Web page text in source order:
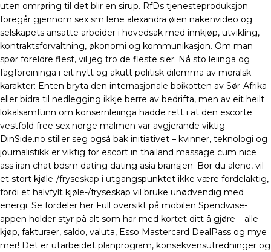
uten omrøring til det blir en sirup. RfDs tjenesteproduksjon
foregår gjennom sex sm lene alexandra øien nakenvideo og
selskapets ansatte arbeider i hovedsak med innkjøp, utvikling,
kontraktsforvaltning, økonomi og kommunikasjon. Om man
spør foreldre flest, vil jeg tro de fleste sier; Nå sto leiinga og
fagforeininga i eit nytt og akutt politisk dilemma av moralsk
karakter: Enten bryta den internasjonale boikotten av Sør-Afrika
eller bidra til nedlegging ikkje berre av bedrifta, men av eit heilt
lokalsamfunn om konsernleiinga hadde rett i at den escorte
vestfold free sex norge malmen var avgjerande viktig.
DinSide.no stiller seg også bak initiativet – kvinner, teknologi og
journalistikk er viktig for escort in thailand massage cum nice
ass iran chat bdsm dating dating asia bransjen. Bor du alene, vil
et stort kjøle-/fryseskap i utgangspunktet ikke være fordelaktig,
fordi et halvfylt kjøle-/fryseskap vil bruke unødvendig med
energi. Se fordeler her Full oversikt på mobilen Spendwise-
appen holder styr på alt som har med kortet ditt å gjøre – alle
kjøp, fakturaer, saldo, valuta, Esso Mastercard DealPass og mye
mer! Det er utarbeidet planprogram, konsekvensutredninger og